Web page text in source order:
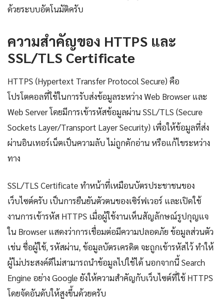
ด้วยระบบอัตโนมัติครับ
ความสำคัญของ HTTPS และ
SSL/TLS Certificate
HTTPS (Hypertext Transfer Protocol Secure) คือ
โปรโตคอลที่ใช้ในการรับส่งข้อมูลระหว่าง Web Browser และ
Web Server โดยมีการเข้ารหัสข้อมูลผ่าน SSL/TLS (Secure
Sockets Layer/Transport Layer Security) เพื่อให้ข้อมูลที่ส่ง
ผ่านอินเทอร์เน็ตเป็นความลับ ไม่ถูกดักอ่าน หรือแก้ไขระหว่าง
ทาง
SSL/TLS Certificate ทำหน้าที่เหมือนบัตรประชาชนของ
เว็บไซต์ครับ เป็นการยืนยันตัวตนของเซิร์ฟเวอร์ และเปิดใช้
งานการเข้ารหัส HTTPS เมื่อผู้ใช้งานเห็นสัญลักษณ์รูปกุญแจ
ใน Browser แสดงว่าการเชื่อมต่อมีความปลอดภัย ข้อมูลส่วนตัว
เช่น ชื่อผู้ใช้, รหัสผ่าน, ข้อมูลบัตรเครดิต จะถูกเข้ารหัสไว้ ทำให้
ผู้ไม่ประสงค์ดีไม่สามารถนำข้อมูลไปใช้ได้ นอกจากนี้ Search
Engine อย่าง Google ยังให้ความสำคัญกับเว็บไซต์ที่ใช้ HTTPS
โดยจัดอันดับให้สูงขึ้นด้วยครับ